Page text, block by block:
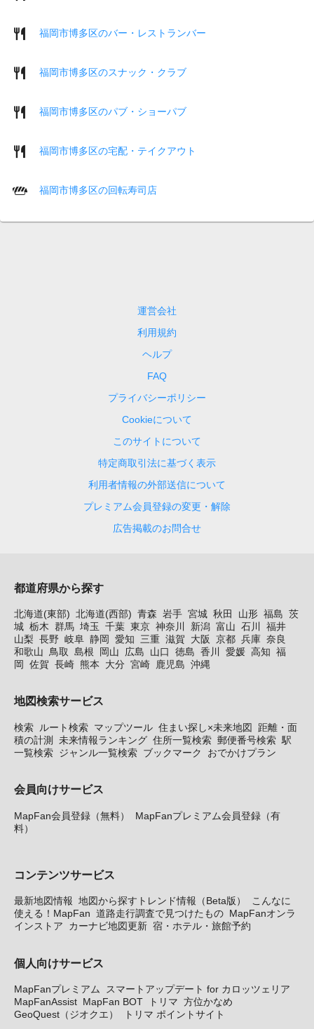
福岡市博多区のバー・レストランバー
福岡市博多区のスナック・クラブ
福岡市博多区のパブ・ショーパブ
福岡市博多区の宅配・テイクアウト
福岡市博多区の回転寿司店
運営会社
利用規約
ヘルプ
FAQ
プライバシーポリシー
Cookieについて
このサイトについて
特定商取引法に基づく表示
利用者情報の外部送信について
プレミアム会員登録の変更・解除
広告掲載のお問合せ
都道府県から探す
北海道(東部) 北海道(西部) 青森 岩手 宮城 秋田 山形 福島 茨
城 栃木 群馬 埼玉 千葉 東京 神奈川 新潟 富山 石川
福井
山梨 長野 岐阜 静岡 愛知 三重 滋賀 大阪 京都 兵庫 奈良
和歌山
鳥取 島根 岡山 広島 山口 徳島 香川 愛媛 高知 福
岡
佐賀 長崎 熊本 大分 宮崎 鹿児島 沖縄
地図検索サービス
検索 ルート検索 マップツール 住まい探し×未来地図
距離・面
積の計測
未来情報ランキング 住所一覧検索 郵便番号検索 駅
一覧検索 ジャンル一覧検索 ブックマーク おでかけプラン
会員向けサービス
MapFan会員登録（無料）
MapFanプレミアム会員登録（有
料）
コンテンツサービス
最新地図情報 地図から探すトレンド情報（Beta版）
こんなに
使える！MapFan 道路走行調査で見つけたもの MapFanオンラ
インストア
カーナビ地図更新 宿・ホテル・旅館予約
個人向けサービス
MapFanプレミアム
スマートアップデート for カロッツェリア
MapFanAssist MapFan BOT トリマ 方位かなめ
GeoQuest（ジオクエ）
トリマ ポイントサイト